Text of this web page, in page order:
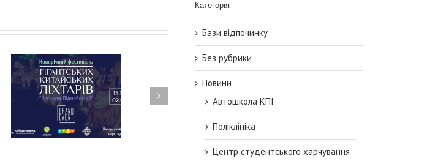
«Ми є те, що ми їмо», –
казав Гіппократ. А що,
якщо їжа – це вже
небезпека для нас?
Наявність вільних номерів
Категорія
Бази відпочинку
Без рубрики
Новини
Автошкола КПІ
Поліклініка
Центр студентського харчування